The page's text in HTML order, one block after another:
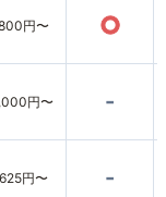
円〜 ○
円〜 -
円〜 -